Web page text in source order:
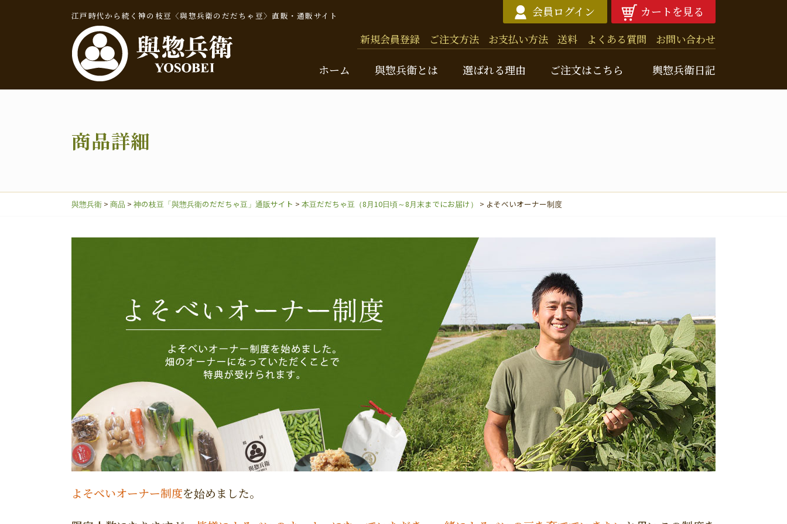
江戸時代から続く神の枝豆〈與惣兵衛のだだちゃ豆〉直販・通販サイト 会員ログイン カートを見る
新規会員登録 ご注文方法 お支払い方法 送料 よくある質問 お問い合わせ
ホーム 與惣兵衛とは 選ばれる理由 ご注文はこちら
だだちゃ豆 お米 味噌
初めての人におすすめの商品はこちら
輿惣兵衛日記
商品詳細
與惣兵衛 > 商品 > 神の枝豆「與惣兵衛のだだちゃ豆」通販サイト > 本豆だだちゃ豆（8月10日頃～8月末までにお届け） > よそべいオーナー制度
よそべいオーナー制度を始めました。